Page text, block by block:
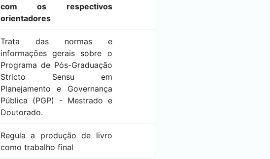
com os respectivos
orientadores
Trata das normas e
informações gerais sobre o
Programa de Pós-Graduação
Stricto Sensu em
Planejamento e Governança
Pública (PGP) - Mestrado e
Doutorado.
Regula a produção de livro
como trabalho final